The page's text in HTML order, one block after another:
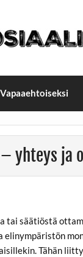
Vapaaehtoiseksi
yhteys ja
tai säätiöstä
elinympäristön
Tähän